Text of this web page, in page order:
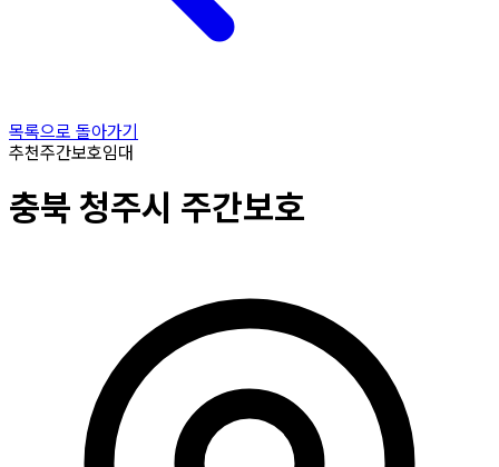
목록으로 돌아가기
추천주간보호임대
충북 청주시 주간보호